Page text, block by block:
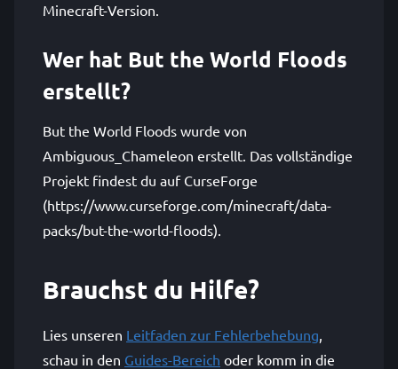
Minecraft-Version.
Wer hat But the World Floods
erstellt?
But the World Floods wurde von
Ambiguous_Chameleon erstellt. Das vollständige
Projekt findest du auf CurseForge
(https://www.curseforge.com/minecraft/data-
packs/but-the-world-floods).
Brauchst du Hilfe?
Lies unseren Leitfaden zur Fehlerbehebung,
schau in den Guides-Bereich oder komm in die